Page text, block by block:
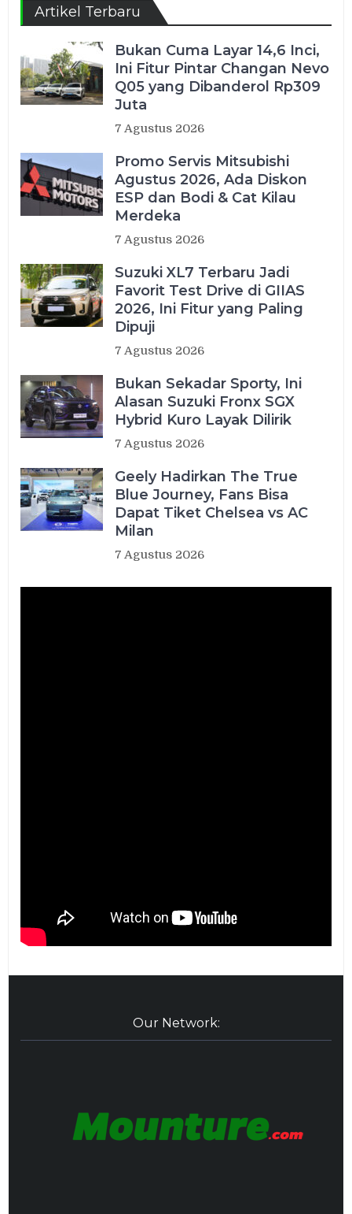
Artikel Terbaru
Bukan Cuma Layar 14,6 Inci,
Ini Fitur Pintar Changan Nevo
Q05 yang Dibanderol Rp309
Juta
7 Agustus 2026
Promo Servis Mitsubishi
Agustus 2026, Ada Diskon
ESP dan Bodi & Cat Kilau
Merdeka
7 Agustus 2026
Suzuki XL7 Terbaru Jadi
Favorit Test Drive di GIIAS
2026, Ini Fitur yang Paling
Dipuji
7 Agustus 2026
Bukan Sekadar Sporty, Ini
Alasan Suzuki Fronx SGX
Hybrid Kuro Layak Dilirik
7 Agustus 2026
Geely Hadirkan The True
Blue Journey, Fans Bisa
Dapat Tiket Chelsea vs AC
Milan
7 Agustus 2026
Our Network: